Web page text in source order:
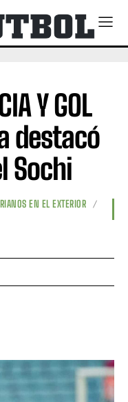
Y GOL
destacó
Sochi
EN EL EXTERIOR